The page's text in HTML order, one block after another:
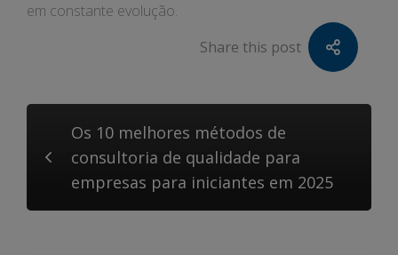
em constante evolução.
Share this post
Os 10 melhores métodos de
consultoria de qualidade para
empresas para iniciantes em 2025